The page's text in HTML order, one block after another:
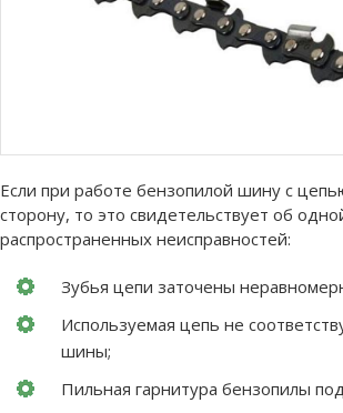
Если при работе бензопилой шину с
сторону, то это свидетельствует об
распространенных неисправностей:
Зубья цепи заточены
Используемая цепь не
шины;
Пильная гарнитура бензопилы